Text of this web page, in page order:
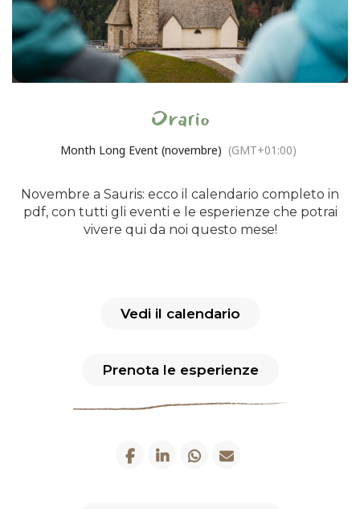
Orario
Month Long Event (novembre) (GMT+01:00)
Novembre a Sauris: ecco il calendario completo in
pdf, con tutti gli eventi e le esperienze che potrai
vivere qui da noi questo mese!
Vedi il calendario
Prenota le esperienze